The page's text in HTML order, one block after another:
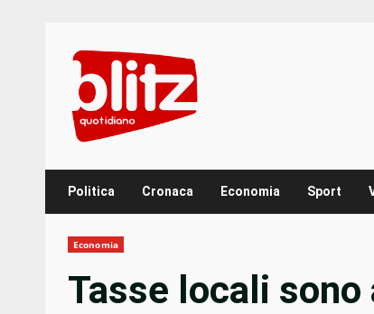
content
Politica Cronaca Economia Sport
Economia
Tasse locali sono